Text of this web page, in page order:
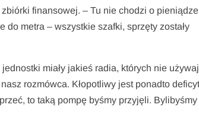
finansowej. – Tu nie chodzi o
do metra – wszystkie szafki, sprzęty zostały
miały jakieś radia, których nie
rozmówca. Kłopotliwy jest ponadto deficyt
to taką pompę byśmy przyjęli.